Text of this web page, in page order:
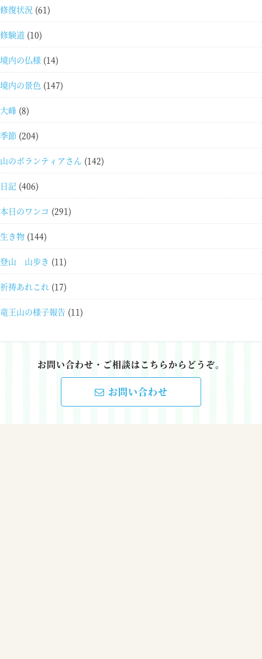
修復状況 (61)
修験道 (10)
境内の仏様 (14)
境内の景色 (147)
大峰 (8)
季節 (204)
山のボランティアさん (142)
日記 (406)
本日のワンコ (291)
生き物 (144)
登山 山歩き (11)
祈祷あれこれ (17)
竜王山の様子報告 (11)
お問い合わせ・ご相談はこちらからどうぞ。
お問い合わせ